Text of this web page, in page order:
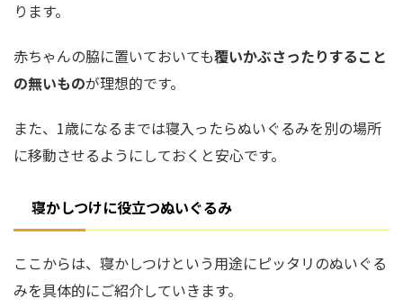
ります。
赤ちゃんの脇に置いておいても覆いかぶさったりすること
の無いものが理想的です。
また、1歳になるまでは寝入ったらぬいぐるみを別の場所
に移動させるようにしておくと安心です。
寝かしつけに役立つぬいぐるみ
ここからは、寝かしつけという用途にピッタリのぬいぐる
みを具体的にご紹介していきます。